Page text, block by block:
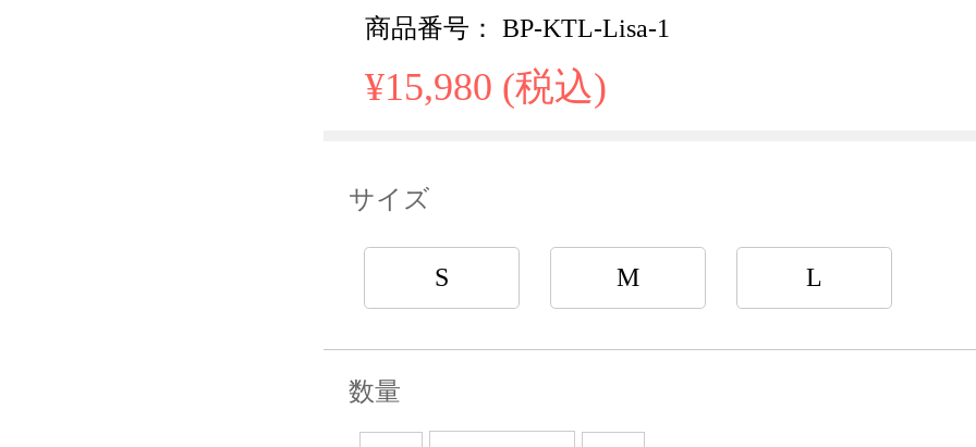
商品番号： BP-KTL-Lisa-1
¥15,980 (税込)
サイズ
S M L
数量